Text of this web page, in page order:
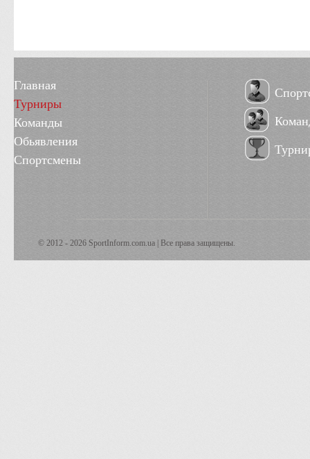
Главная
Турниры
Команды
Обьявления
Спортсмены
© 2012 - 2026 SportInform.com.ua | Все права защищены.